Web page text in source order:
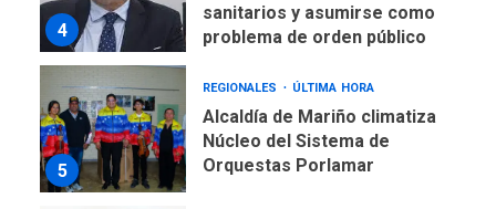
4
sanitarios y asumirse como
problema de orden público
5
REGIONALES ÚLTIMA HORA
Alcaldía de Mariño climatiza
Núcleo del Sistema de
Orquestas Porlamar